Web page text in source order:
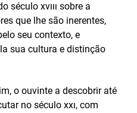
século xvııı sobre a
que lhe são inerentes,
seu contexto, e
sua cultura e distinção
o ouvinte a descobrir até
no século xxı, com